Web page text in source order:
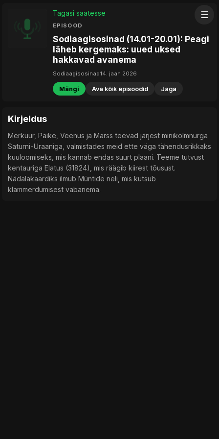
☰
Tagasi saatesse
EPISOOD
Sodiaagisosinad (14.01-20.01): Peagi
läheb kergemaks: uued uksed
hakkavad avanema
Sodiaagisosinad14. jaan 2026
Mängi Ava kõik episoodid Jaga
Kirjeldus
Merkuur, Päike, Veenus ja Marss teevad järjest minikolmnurga
Saturni-Uraaniga, valmistades meid ette väga tähendusrikkaks
kuuloomiseks, mis kannab endas suurt plaani. Teeme tutvust
kentauriga Elatus (31824), mis räägib kiirest tõusust.
Nädalakaardiks ilmub Müntide neli, mis kutsub
klammerdumisest vabanema.